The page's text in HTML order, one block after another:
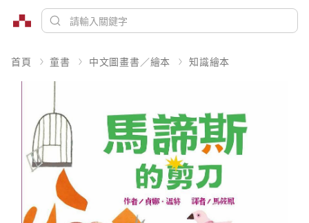
首頁 童書 中文圖畫書／繪本 知識繪本